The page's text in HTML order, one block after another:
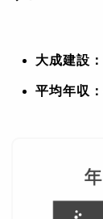
大成建設：
平均年収：